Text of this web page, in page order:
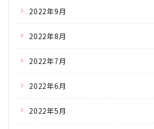
2022年9月
2022年8月
2022年7月
2022年6月
2022年5月